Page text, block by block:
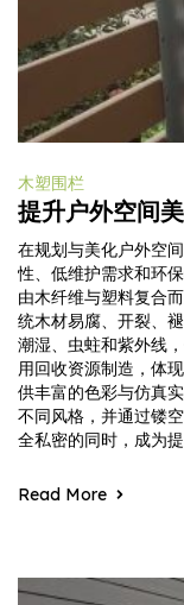
木塑围栏
提升户外空间
在规划与美化户外空
性、低维护需求和环
由木纤维与塑料复合
统木材易腐、开裂、
潮湿、虫蛀和紫外线
用回收资源制造，体
供丰富的色彩与仿真
不同风格，并通过镂
全私密的同时，成为
Read More